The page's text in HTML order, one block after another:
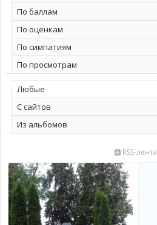
По баллам
По оценкам
По симпатиям
По просмотрам
Любые
С сайтов
Из альбомов
RSS-лента